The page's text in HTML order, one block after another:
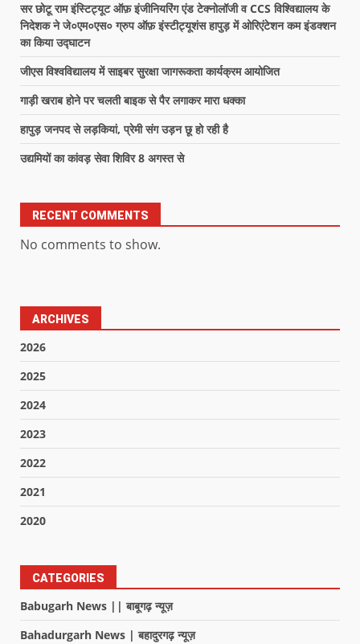
सर छोटू राम इंस्टिट्यूट ऑफ़ इंजीनियरिंग एंड टेक्नोलॉजी व CCS विश्विद्यालय के
निदेशक ने जे०एम०एस० ग्रुप ऑफ़ इंस्टीट्यूशंस हापुड़ में ओरिएंटेशन कम इंडक्शन
का किया उद्घाटन
जीएस विश्वविद्यालय में साइबर सुरक्षा जागरूकता कार्यक्रम आयोजित
गाड़ी खराब होने पर चलती बाइक से पैर लगाकर मारा धक्का
हापुड़ जनपद से लड़कियां, प्रेमी संग उड़न छू हो रही है
उद्यमियों का कांवड़ सेवा शिविर 8 अगस्त से
RECENT COMMENTS
No comments to show.
ARCHIVES
2026
2025
2024
2023
2022
2021
2020
CATEGORIES
Babugarh News || बाबूगढ़ न्यूज़
Bahadurgarh News | बहादुरगढ़ न्यूज़